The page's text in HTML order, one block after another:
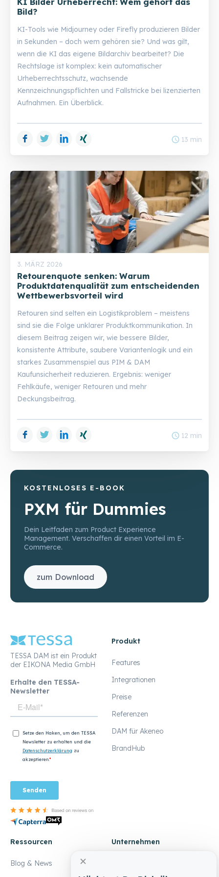
Bild?
KI-Tools wie Midjourney oder Firefly produzieren Bilder
in Sekunden – doch wem gehören sie? Und was gilt,
wenn die KI das eigene Bildarchiv bearbeitet? Die
Rechtslage ist komplex: kein automatischer
Urheberrechtsschutz, wachsende
Kennzeichnungspflichten und Fallstricke bei lizenzierten
Aufnahmen. Ein Überblick.
Facebook
Twitter LinkedIn schedule 13 min
3. MÄRZ 2026
Retourenquote senken: Warum
Produktdatenqualität zum entscheidenden
Wettbewerbsvorteil wird
Retouren sind selten ein Logistikproblem – meistens
sind sie die Folge unklarer Produktkommunikation. In
diesem Beitrag zeigen wir, wie bessere Bilder,
konsistente Attribute, saubere Variantenlogik und ein
starkes Zusammenspiel aus PIM & DAM
Kaufunsicherheit reduzieren. Ergebnis: weniger
Fehlkäufe, weniger Retouren und mehr
Deckungsbeitrag.
Facebook
Twitter LinkedIn schedule 12 min
KOSTENLOSES E-BOOK
PXM für Dummies
Dein Leitfaden zum Product Experience
Management. Verschaffen dir einen Vorteil im E-
Commerce.
zum Download
TESSA DAM ist ein Produkt
der EIKONA Media GmbH
Erhalte den TESSA-
Newsletter
Produkt
Features
Integrationen
Preise
Referenzen
DAM für Akeneo
BrandHub
Ressourcen
Blog & News
Unternehmen